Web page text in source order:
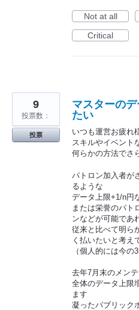
Not at all
Critical
マスターの
たい
いつも運営お疲れ
スキルやイベント
何らかの方法でさ
パトロン加入者が
るような
データ上限+1/n円
または栄誉のパト
ンなどが可能であ
従来と比べて明ら
く払いたいと考え
（個人的には今の
去年7月末のメン
全体のデータ上限
ます
凝ったパブリック
9
投票数：
投票